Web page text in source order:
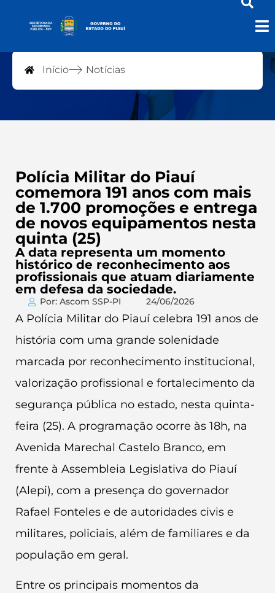
Notícias
Início Notícias
Polícia Militar do Piauí
comemora 191 anos com mais
de 1.700 promoções e entrega
de novos equipamentos nesta
quinta (25)
A data representa um momento
histórico de reconhecimento aos
profissionais que atuam diariamente
em defesa da sociedade.
Por: Ascom SSP-PI 24/06/2026
A Polícia Militar do Piauí celebra 191 anos de
história com uma grande solenidade
marcada por reconhecimento institucional,
valorização profissional e fortalecimento da
segurança pública no estado, nesta quinta-
feira (25). A programação ocorre às 18h, na
Avenida Marechal Castelo Branco, em
frente à Assembleia Legislativa do Piauí
(Alepi), com a presença do governador
Rafael Fonteles e de autoridades civis e
militares, policiais, além de familiares e da
população em geral.
Entre os principais momentos da